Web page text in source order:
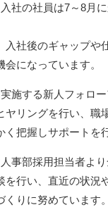
社の社員は7～8月
入社後のギャップや
会になっています。
施する新人フォロ
ヤリングを行い、職
把握しサポートを
事部採用担当者よ
を行い、直近の状況
りに努めています。